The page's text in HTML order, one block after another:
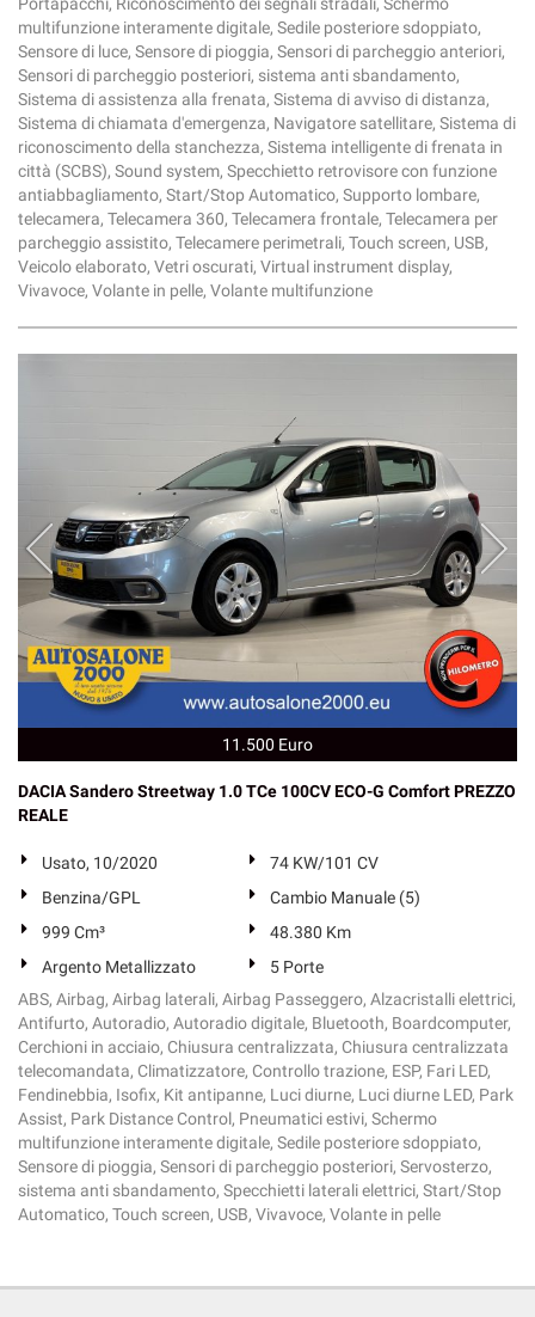
multifunzione interamente digitale, Sedile posteriore sdoppiato,
Sensore di luce, Sensore di pioggia, Sensori di parcheggio anteriori,
Sensori di parcheggio posteriori, sistema anti sbandamento,
Sistema di assistenza alla frenata, Sistema di avviso di distanza,
Sistema di chiamata d'emergenza, Navigatore satellitare, Sistema di
riconoscimento della stanchezza, Sistema intelligente di frenata in
città (SCBS), Sound system, Specchietto retrovisore con funzione
antiabbagliamento, Start/Stop Automatico, Supporto lombare,
telecamera, Telecamera 360, Telecamera frontale, Telecamera per
parcheggio assistito, Telecamere perimetrali, Touch screen, USB,
Veicolo elaborato, Vetri oscurati, Virtual instrument display,
Vivavoce, Volante in pelle, Volante multifunzione
11.500 Euro
DACIA Sandero Streetway 1.0 TCe 100CV ECO-G Comfort PREZZO
REALE
Usato, 10/2020
74 KW/101 CV
Benzina/GPL
Cambio Manuale (5)
999 Cm³
48.380 Km
Argento Metallizzato
5 Porte
ABS, Airbag, Airbag laterali, Airbag Passeggero, Alzacristalli elettrici,
Antifurto, Autoradio, Autoradio digitale, Bluetooth, Boardcomputer,
Cerchioni in acciaio, Chiusura centralizzata, Chiusura centralizzata
telecomandata, Climatizzatore, Controllo trazione, ESP, Fari LED,
Fendinebbia, Isofix, Kit antipanne, Luci diurne, Luci diurne LED, Park
Assist, Park Distance Control, Pneumatici estivi, Schermo
multifunzione interamente digitale, Sedile posteriore sdoppiato,
Sensore di pioggia, Sensori di parcheggio posteriori, Servosterzo,
sistema anti sbandamento, Specchietti laterali elettrici, Start/Stop
Automatico, Touch screen, USB, Vivavoce, Volante in pelle